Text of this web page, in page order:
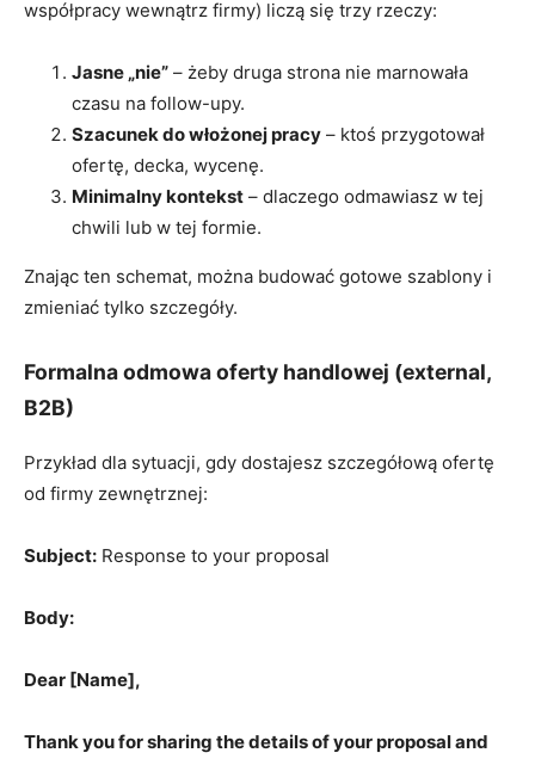
współpracy wewnątrz firmy) liczą się trzy rzeczy:
Jasne „nie” – żeby druga strona nie marnowała
czasu na follow-upy.
Szacunek do włożonej pracy – ktoś przygotował
ofertę, decka, wycenę.
Minimalny kontekst – dlaczego odmawiasz w tej
chwili lub w tej formie.
Znając ten schemat, można budować gotowe szablony i
zmieniać tylko szczegóły.
Formalna odmowa oferty handlowej (external,
B2B)
Przykład dla sytuacji, gdy dostajesz szczegółową ofertę
od firmy zewnętrznej:
Subject: Response to your proposal
Body:
Dear [Name],
Thank you for sharing the details of your proposal and